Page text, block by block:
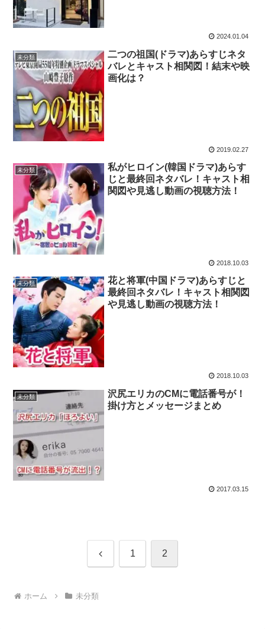
2024.01.04
未分類
二つの祖国(ドラマ)あらすじネタ
バレとキャスト相関図！結末や映
画化は？
2019.02.27
未分類
私がヒロイン(韓国ドラマ)あらす
じと最終回ネタバレ！キャスト相
関図や見逃し動画の視聴方法！
2018.10.03
未分類
花と将軍(中国ドラマ)あらすじと
最終回ネタバレ！キャスト相関図
や見逃し動画の視聴方法！
2018.10.03
未分類
沢尻エリカのCMに電話番号が！
掛け方とメッセージまとめ
2017.03.15
前 1 2
ホーム 未分類